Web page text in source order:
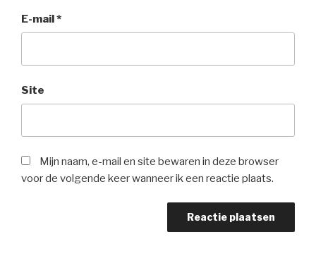
E-mail*
Site
Mijn naam, e-mail en site bewaren in deze browser
voor de volgende keer wanneer ik een reactie plaats.